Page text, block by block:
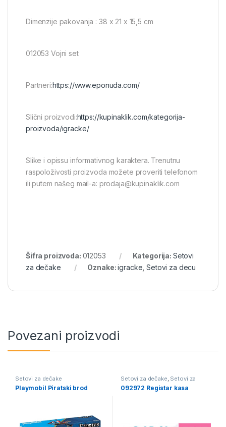
Dimenzije pakovanja : 38 x 21 x 15,5 cm
012053 Vojni set
Partneri:https://www.eponuda.com/
Slični proizvodi:https://kupinaklik.com/kategorija-
proizvoda/igracke/
Slike i opissu informativnog karaktera. Trenutnu
raspoloživosti proizvoda možete proveriti telefonom
ili putem našeg mail-a: prodaja@kupinaklik.com
Šifra proizvoda: 012053 Kategorija: Setovi
za dečake
Oznake:igracke ,Setovi za decu
Povezani proizvodi
Setovi za dečake
Playmobil Piratski brod
Setovi za dečake, Setovi za
devojčice
092972 Registar kasa